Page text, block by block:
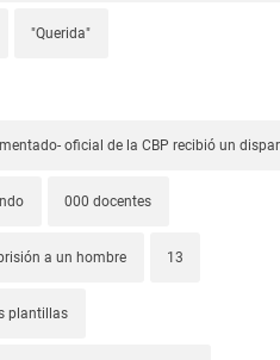
"Querida"
oficial de la CBP recibió un
000 docentes
a un hombre 13
plantillas